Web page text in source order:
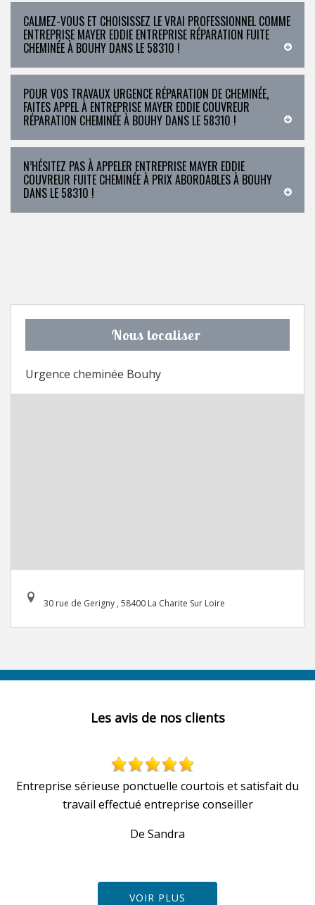
CALMEZ-VOUS ET CHOISISSEZ LE VRAI PROFESSIONNEL COMME
ENTREPRISE MAYER EDDIE ENTREPRISE RÉPARATION FUITE
CHEMINÉE À BOUHY DANS LE 58310 !
POUR VOS TRAVAUX URGENCE RÉPARATION DE CHEMINÉE,
FAITES APPEL À ENTREPRISE MAYER EDDIE COUVREUR
RÉPARATION CHEMINÉE À BOUHY DANS LE 58310 !
N’HÉSITEZ PAS À APPELER ENTREPRISE MAYER EDDIE
COUVREUR FUITE CHEMINÉE À PRIX ABORDABLES À BOUHY
DANS LE 58310 !
Nous localiser
Urgence cheminée Bouhy
30 rue de Gerigny , 58400 La Charite Sur Loire
Les avis de nos clients
Entreprise sérieuse ponctuelle courtois et satisfait du
travail effectué entreprise conseiller
De Sandra
VOIR PLUS